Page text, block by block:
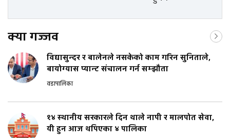
क्या गज्जव
विद्यासुन्दर र बालेनले नसकेको काम गरिन सुनिताले,
बायोग्यास प्यान्ट संचालन गर्न सम्झौता
वडापालिका
१४ स्थानीय सरकारले दिन थाले नापी र मालपोत सेवा,
यी हुन आज थपिएका ४ पालिका